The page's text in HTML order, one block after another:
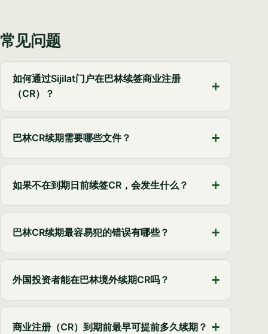
常见问题
如何通过Sijilat门户在巴林续签商业注册
（CR）？
巴林CR续期需要哪些文件？
如果不在到期日前续签CR，会发生什么？
巴林CR续期最容易犯的错误有哪些？
外国投资者能在巴林境外续期CR吗？
商业注册（CR）到期前最早可提前多久续期？